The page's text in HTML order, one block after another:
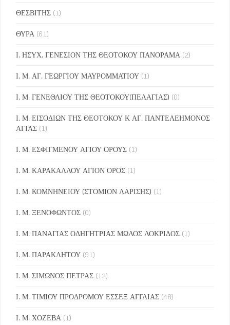
ΘΕΣΒΙΤΗΣ (1)
ΘΥΡΑ (61)
Ι. ΗΣΥΧ. ΓΕΝΕΣΙΟΝ ΤΗΣ ΘΕΟΤΟΚΟΥ ΠΑΝΟΡΑΜΑ (2)
Ι. Μ. ΑΓ. ΓΕΩΡΓΙΟΥ ΜΑΥΡΟΜΜΑΤΙΟΥ (1)
Ι. Μ. ΓΕΝΕΘΛΙΟΥ ΤΗΣ ΘΕΟΤΟΚΟΥ(ΠΕΛΑΓΙΑΣ) (0)
Ι. Μ. ΕΙΣΟΔΙΩΝ ΤΗΣ ΘΕΟΤΟΚΟΥ Κ ΑΓ. ΠΑΝΤΕΛΕΗΜΟΝΟΣ
ΑΓΙΑΣ (1)
Ι. Μ. ΕΣΦΙΓΜΕΝΟΥ ΑΓΙΟΥ ΟΡΟΥΣ (1)
Ι. Μ. ΚΑΡΑΚΑΛΛΟΥ ΑΓΙΟΝ ΟΡΟΣ (1)
Ι. Μ. ΚΟΜΝΗΝΕΙΟΥ (ΣΤΟΜΙΟΝ ΛΑΡΙΣΗΣ) (1)
Ι. Μ. ΞΕΝΟΦΩΝΤΟΣ (0)
Ι. Μ. ΠΑΝΑΓΙΑΣ ΟΔΗΓΗΤΡΙΑΣ ΜΩΛΟΣ ΛΟΚΡΙΔΟΣ (1)
Ι. Μ. ΠΑΡΑΚΛΗΤΟΥ (91)
Ι. Μ. ΣΙΜΩΝΟΣ ΠΕΤΡΑΣ (12)
Ι. Μ. ΤΙΜΙΟΥ ΠΡΟΔΡΟΜΟΥ ΕΣΣΕΞ ΑΓΓΛΙΑΣ (48)
Ι. Μ. ΧΟΖΕΒΑ (1)